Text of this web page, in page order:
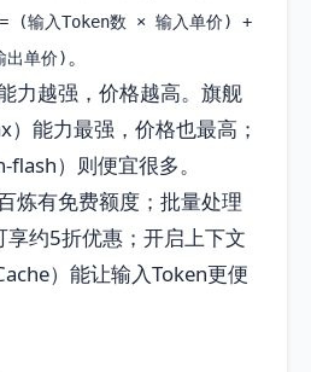
(输入Token数 × 输入单价) +
出单价)。
力越强，价格越高。旗舰
能力最强，价格也最高；
）则便宜很多。
炼有免费额度；批量处理
享约5折优惠；开启上下文
）能让输入Token更便